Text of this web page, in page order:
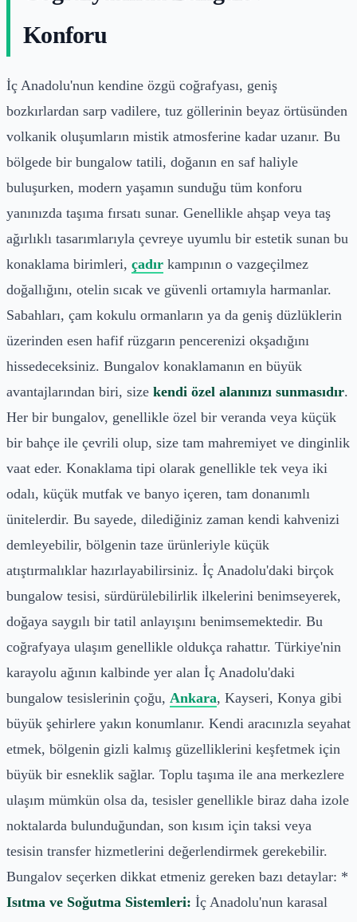
Konforu
İç Anadolu'nun kendine özgü coğrafyası, geniş
bozkırlardan sarp vadilere, tuz göllerinin beyaz örtüsünden
volkanik oluşumların mistik atmosferine kadar uzanır. Bu
bölgede bir bungalow tatili, doğanın en saf haliyle
buluşurken, modern yaşamın sunduğu tüm konforu
yanınızda taşıma fırsatı sunar. Genellikle ahşap veya taş
ağırlıklı tasarımlarıyla çevreye uyumlu bir estetik sunan bu
konaklama birimleri, çadır kampının o vazgeçilmez
doğallığını, otelin sıcak ve güvenli ortamıyla harmanlar.
Sabahları, çam kokulu ormanların ya da geniş düzlüklerin
üzerinden esen hafif rüzgarın pencerenizi okşadığını
hissedeceksiniz. Bungalov konaklamanın en büyük
avantajlarından biri, size kendi özel alanınızı sunmasıdır.
Her bir bungalov, genellikle özel bir veranda veya küçük
bir bahçe ile çevrili olup, size tam mahremiyet ve dinginlik
vaat eder. Konaklama tipi olarak genellikle tek veya iki
odalı, küçük mutfak ve banyo içeren, tam donanımlı
ünitelerdir. Bu sayede, dilediğiniz zaman kendi kahvenizi
demleyebilir, bölgenin taze ürünleriyle küçük
atıştırmalıklar hazırlayabilirsiniz. İç Anadolu'daki birçok
bungalow tesisi, sürdürülebilirlik ilkelerini benimseyerek,
doğaya saygılı bir tatil anlayışını benimsemektedir. Bu
coğrafyaya ulaşım genellikle oldukça rahattır. Türkiye'nin
karayolu ağının kalbinde yer alan İç Anadolu'daki
bungalow tesislerinin çoğu, Ankara, Kayseri, Konya gibi
büyük şehirlere yakın konumlanır. Kendi aracınızla seyahat
etmek, bölgenin gizli kalmış güzelliklerini keşfetmek için
büyük bir esneklik sağlar. Toplu taşıma ile ana merkezlere
ulaşım mümkün olsa da, tesisler genellikle biraz daha izole
noktalarda bulunduğundan, son kısım için taksi veya
tesisin transfer hizmetlerini değerlendirmek gerekebilir.
Bungalov seçerken dikkat etmeniz gereken bazı detaylar: *
Isıtma ve Soğutma Sistemleri: İç Anadolu'nun karasal